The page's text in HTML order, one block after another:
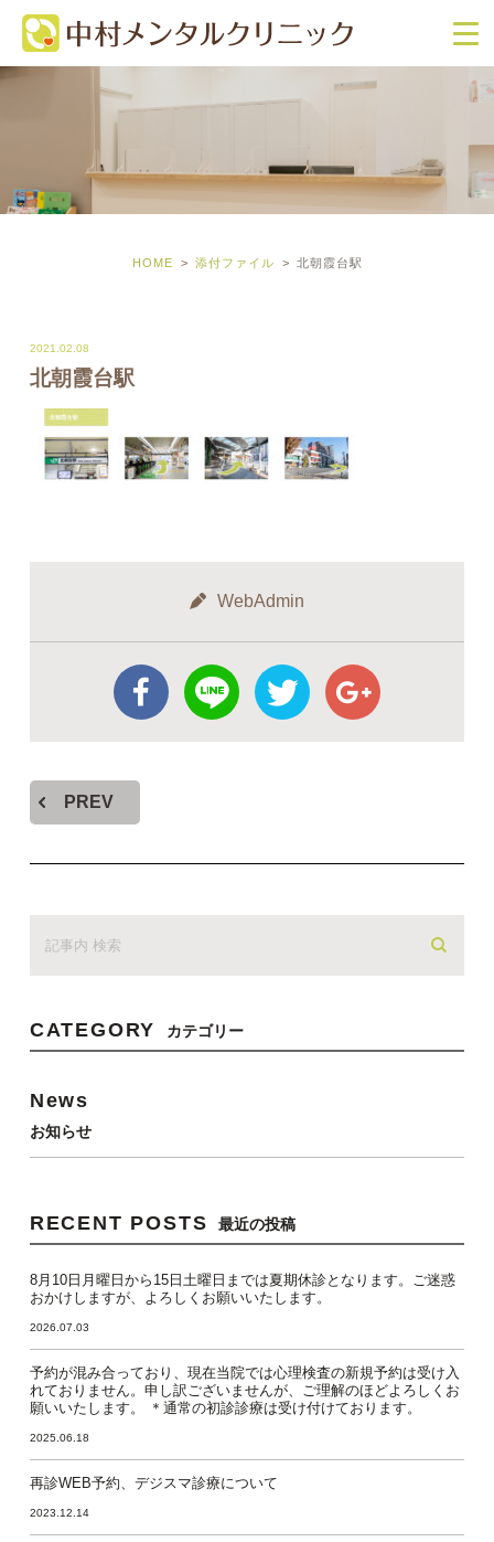
HOME 添付ファイル 北朝霞台駅
2021.02.08
北朝霞台駅
WebAdmin
PREV
CATEGORY カテゴリー
News
お知らせ
RECENT POSTS 最近の投稿
8月10日月曜日から15日土曜日までは夏期休診となります。ご迷惑
おかけしますが、よろしくお願いいたします。
2026.07.03
予約が混み合っており、現在当院では心理検査の新規予約は受け入
れておりません。申し訳ございませんが、ご理解のほどよろしくお
願いいたします。 ＊通常の初診診療は受け付けております。
2025.06.18
再診WEB予約、デジスマ診療について
2023.12.14